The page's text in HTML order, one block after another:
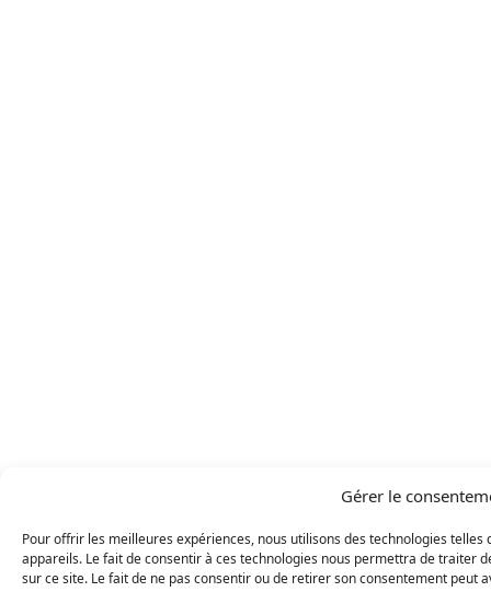
Gérer le
Pour offrir les meilleures expériences, nous utilisons des technologies
appareils. Le fait de consentir à ces technologies nous permettra de traiter
sur ce site. Le fait de ne pas consentir ou de retirer son consentement